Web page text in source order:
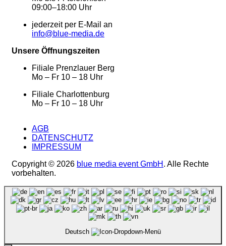
09:00–18:00 Uhr
jederzeit per E-Mail an
info@blue-media.de
Unsere Öffnungszeiten
Filiale Prenzlauer Berg
Mo – Fr 10 – 18 Uhr
Filiale Charlottenburg
Mo – Fr 10 – 18 Uhr
AGB
DATENSCHUTZ
IMPRESSUM
Copyright © 2026 blue media event GmbH . Alle Rechte
vorbehalten.
Deutsch